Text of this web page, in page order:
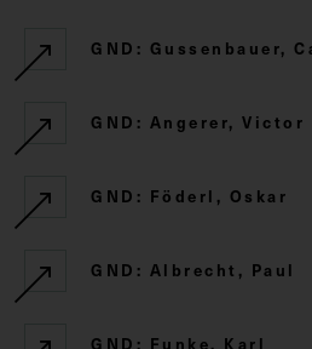
GND: Gussenbauer,
GND: Angerer, Victor
GND: Föderl, Oskar
GND: Albrecht, Paul
GND: Funke, Karl